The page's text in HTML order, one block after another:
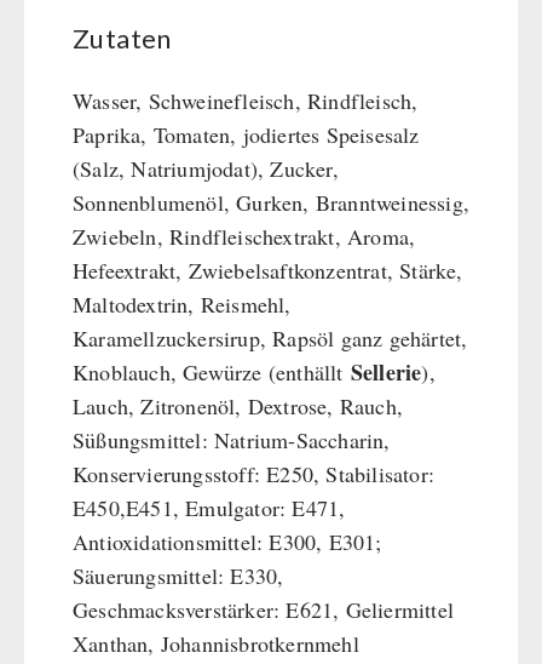
Zutaten
Wasser, Schweinefleisch, Rindfleisch,
Paprika, Tomaten, jodiertes Speisesalz
(Salz, Natriumjodat), Zucker,
Sonnenblumenöl, Gurken, Branntweinessig,
Zwiebeln, Rindfleischextrakt, Aroma,
Hefeextrakt, Zwiebelsaftkonzentrat, Stärke,
Maltodextrin, Reismehl,
Karamellzuckersirup, Rapsöl ganz gehärtet,
Knoblauch, Gewürze (enthällt Sellerie),
Lauch, Zitronenöl, Dextrose, Rauch,
Süßungsmittel: Natrium-Saccharin,
Konservierungsstoff: E250, Stabilisator:
E450,E451, Emulgator: E471,
Antioxidationsmittel: E300, E301;
Säuerungsmittel: E330,
Geschmacksverstärker: E621, Geliermittel
Xanthan, Johannisbrotkernmehl